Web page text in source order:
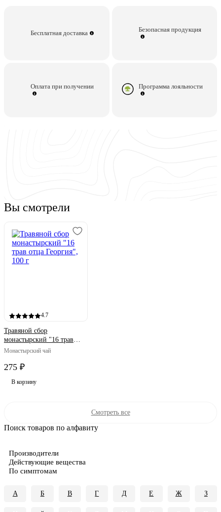
Бесплатная доставка Безопасная продукция
Оплата при получении Программа лояльности
Вы смотрели
4.7
Травяной сбор
монастырский "16 трав
отца Георгия", 100 г
Монастырский чай
275 ₽
В корзину
Смотреть все
Поиск товаров по алфавиту
Производители
Действующие вещества
По симптомам
А Б В Г Д Е Ж З